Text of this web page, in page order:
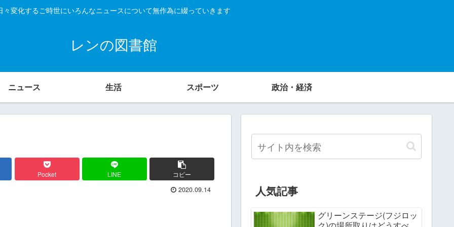
々変化するご時世にいろんなニュースについて無作為に綴っていきます
レンの図書館
ニュース 生活 スポーツ 政治・経済
Pocket LINE コピー
2020.09.14 人気記事
グリーンステージ(フジロッ